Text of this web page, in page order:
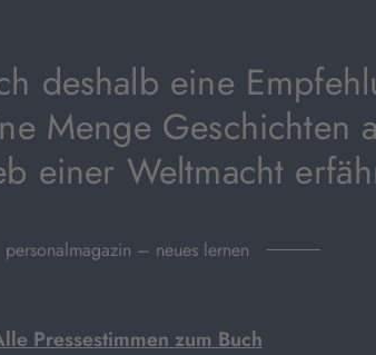
deshalb eine
Menge Geschichten
einer Weltmacht
personalmagazin – neues lernen
Pressestimmen zum Buch